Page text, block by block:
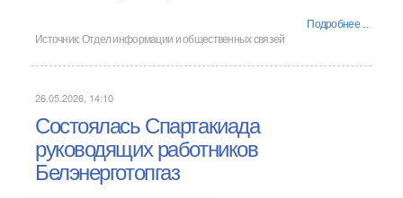
Подробнее ...
Источник:Отдел информации и общественных связей
26.05.2026, 14:10
Состоялась Спартакиада
руководящих работников
Белэнерготопгаз